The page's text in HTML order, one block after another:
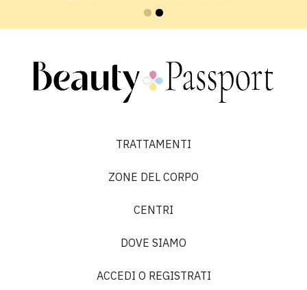
5 su 5
5 su 5
“”
TRATTAMENTI
ZONE DEL CORPO
CENTRI
DOVE SIAMO
ACCEDI O REGISTRATI